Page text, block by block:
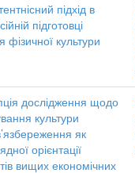
підхід в
підготовці
фізичної культури
дослідження щодо
культури
як
орієнтації
вищих економічних